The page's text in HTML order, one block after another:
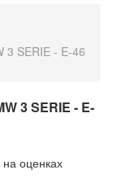
3 SERIE - E-46
3 SERIE - E-
на оценках